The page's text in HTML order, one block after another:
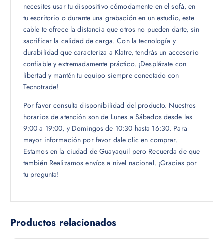
necesites usar tu dispositivo cómodamente en el sofá, en
tu escritorio o durante una grabación en un estudio, este
cable te ofrece la distancia que otros no pueden darte, sin
sacrificar la calidad de carga. Con la tecnología y
durabilidad que caracteriza a Klatre, tendrás un accesorio
confiable y extremadamente práctico. ¡Desplázate con
libertad y mantén tu equipo siempre conectado con
Tecnotrade!
Por favor consulta disponibilidad del producto. Nuestros
horarios de atención son de Lunes a Sábados desde las
9:00 a 19:00, y Domingos de 10:30 hasta 16:30. Para
mayor información por favor dale clic en comprar.
Estamos en la ciudad de Guayaquil pero Recuerda de que
también Realizamos envíos a nivel nacional. ¡Gracias por
tu pregunta!
Productos relacionados